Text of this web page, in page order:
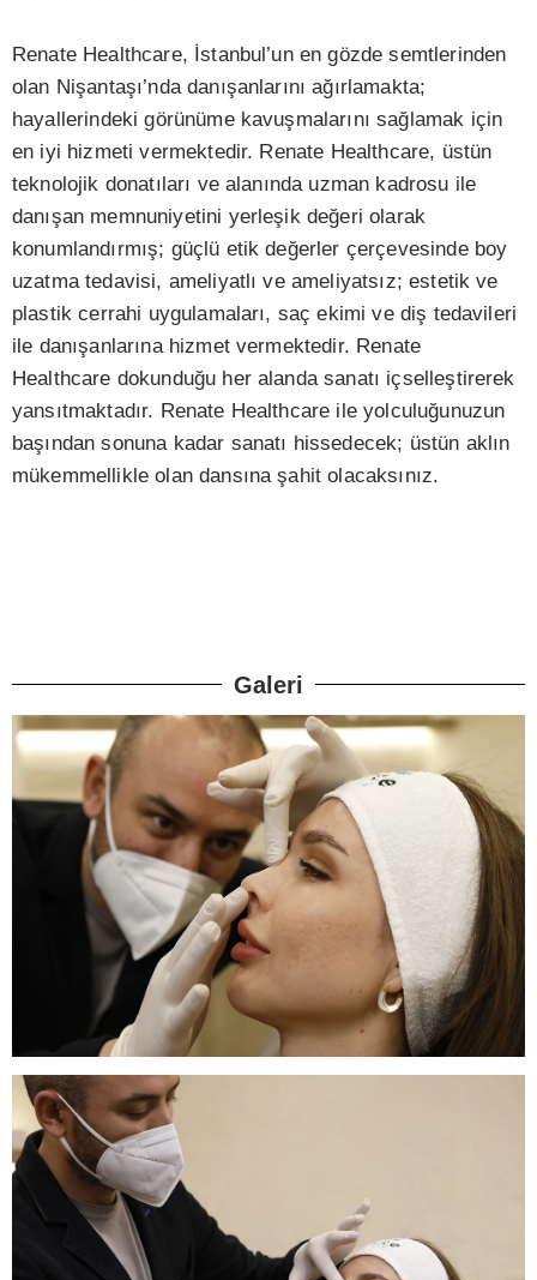
Renate Healthcare, İstanbul’un en gözde semtlerinden
olan Nişantaşı’nda danışanlarını ağırlamakta;
hayallerindeki görünüme kavuşmalarını sağlamak için
en iyi hizmeti vermektedir. Renate Healthcare, üstün
teknolojik donatıları ve alanında uzman kadrosu ile
danışan memnuniyetini yerleşik değeri olarak
konumlandırmış; güçlü etik değerler çerçevesinde boy
uzatma tedavisi, ameliyatlı ve ameliyatsız; estetik ve
plastik cerrahi uygulamaları, saç ekimi ve diş tedavileri
ile danışanlarına hizmet vermektedir. Renate
Healthcare dokunduğu her alanda sanatı içselleştirerek
yansıtmaktadır. Renate Healthcare ile yolculuğunuzun
başından sonuna kadar sanatı hissedecek; üstün aklın
mükemmellikle olan dansına şahit olacaksınız.
Galeri